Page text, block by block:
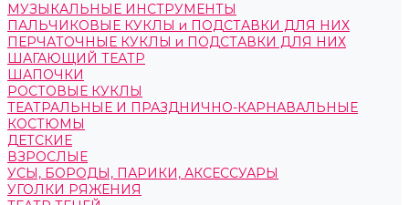
МУЗЫКАЛЬНЫЕ ИНСТРУМЕНТЫ
ПАЛЬЧИКОВЫЕ КУКЛЫ и ПОДСТАВКИ ДЛЯ НИХ
ПЕРЧАТОЧНЫЕ КУКЛЫ и ПОДСТАВКИ ДЛЯ НИХ
ШАГАЮЩИЙ ТЕАТР
ШАПОЧКИ
РОСТОВЫЕ КУКЛЫ
ТЕАТРАЛЬНЫЕ И ПРАЗДНИЧНО-КАРНАВАЛЬНЫЕ
КОСТЮМЫ
ДЕТСКИЕ
ВЗРОСЛЫЕ
УСЫ, БОРОДЫ, ПАРИКИ, АКСЕССУАРЫ
УГОЛКИ РЯЖЕНИЯ